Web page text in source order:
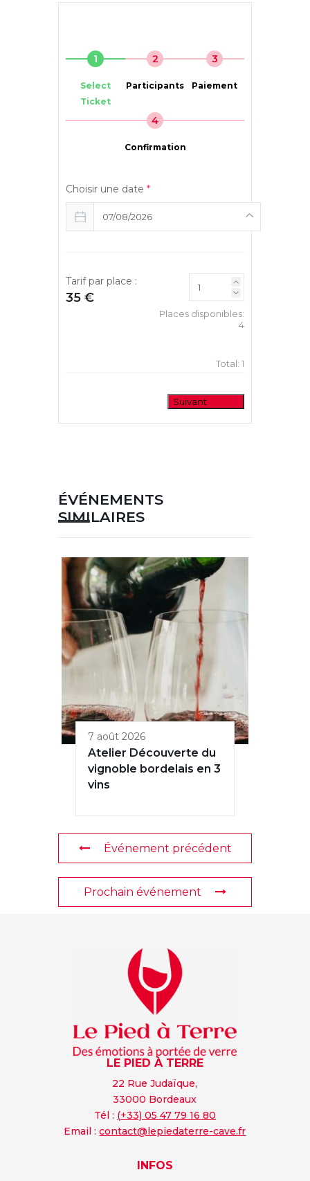
1
Select
Ticket
2
Participants
3
Paiement
4
Confirmation
Choisir une date *
07/08/2026
Tarif par place :
35 €
Places disponibles:
4
Total: 1
Suivant
ÉVÉNEMENTS
SIMILAIRES
7 août 2026
Atelier Découverte du
vignoble bordelais en 3
vins
Événement précédent
Prochain événement
LE PIED À TERRE
22 Rue Judaïque,
33000 Bordeaux
Tél : (+33) 05 47 79 16 80
Email :contact@lepiedaterre-cave.fr
INFOS